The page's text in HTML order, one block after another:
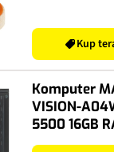
Kup
Komputer
VISION-
5500 16GB
GeForce